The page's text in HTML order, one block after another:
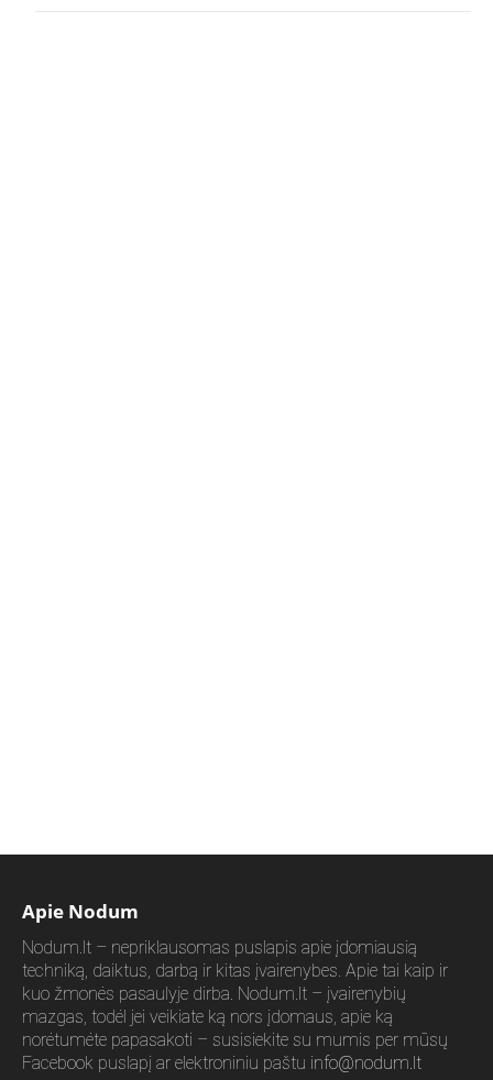
Apie Nodum
Nodum.lt – nepriklausomas puslapis apie įdomiausią
techniką, daiktus, darbą ir kitas įvairenybes. Apie tai kaip ir
kuo žmonės pasaulyje dirba. Nodum.lt – įvairenybių
mazgas, todėl jei veikiate ką nors įdomaus, apie ką
norėtumėte papasakoti – susisiekite su mumis per mūsų
Facebook puslapį ar elektroniniu paštu info@nodum.lt